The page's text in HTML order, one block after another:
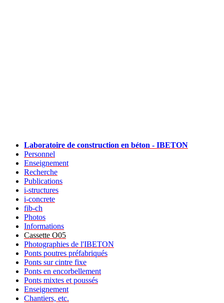
Laboratoire de construction en béton - IBETON
Personnel
Enseignement
Recherche
Publications
i-structures
i-concrete
fib-ch
Photos
Informations
Cassette O05
Photographies de l'IBETON
Ponts poutres préfabriqués
Ponts sur cintre fixe
Ponts en encorbellement
Ponts mixtes et poussés
Enseignement
Chantiers, etc.